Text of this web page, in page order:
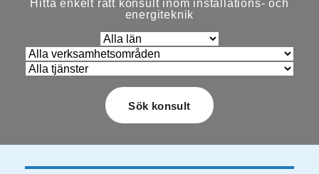
Hitta enkelt rätt konsult inom installations- och
energiteknik